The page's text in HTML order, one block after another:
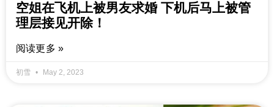
空姐在飞机上被男友求婚 下机后马上被管
理层接见开除！
阅读更多 »
初雪 May 2, 2023